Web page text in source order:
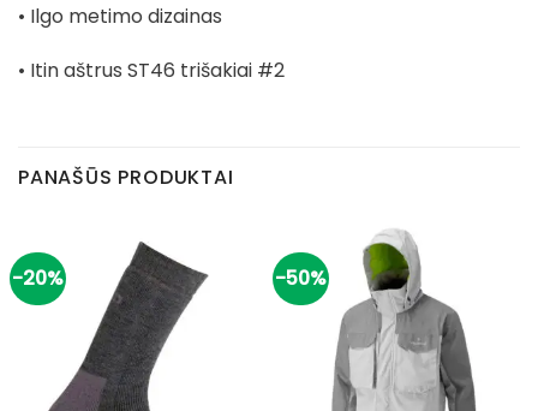
• Ilgo metimo dizainas
• Itin aštrus ST46 trišakiai #2
PANAŠŪS PRODUKTAI
-20% -50%